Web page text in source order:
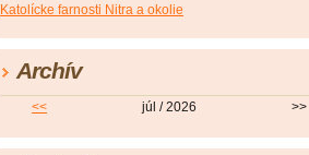
Katolícke farnosti Nitra a okolie
Archív
<< júl / 2026 >>